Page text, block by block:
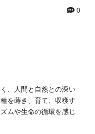
0
、人間と自然との深い
を蒔き、育て、収穫す
ムや生命の循環を感じ